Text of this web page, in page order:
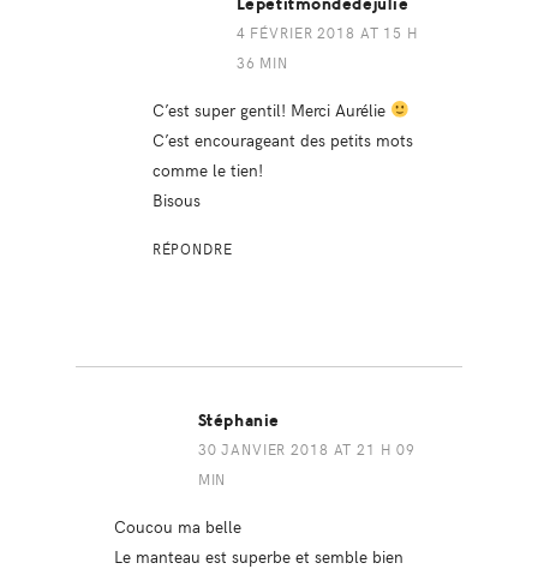
Lepetitmondedejulie
4 FÉVRIER 2018 AT 15 H
36 MIN
C’est super gentil! Merci Aurélie
C’est encourageant des petits mots
comme le tien!
Bisous
RÉPONDRE
Stéphanie
30 JANVIER 2018 AT 21 H 09
MIN
Coucou ma belle
Le manteau est superbe et semble bien